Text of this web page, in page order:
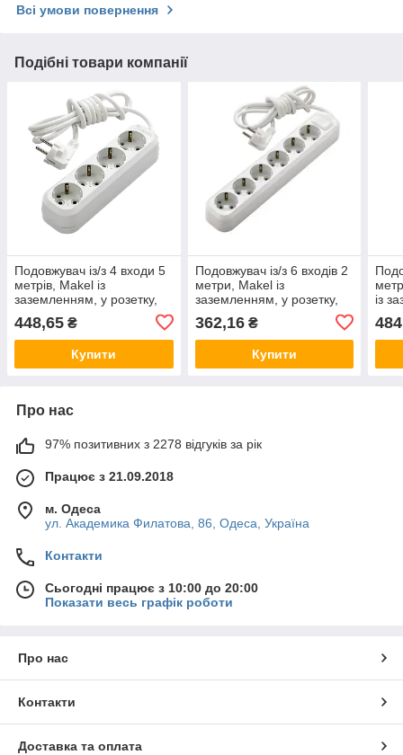
Всі умови повернення
Подібні товари компанії
Подовжувач із/з 4 входи 5
метрів, Makel із
заземленням, у розетку,
переноска, електричний
Makel
448,65 ₴
Купити
Подовжувач із/з 6 входів 2
метри, Makel із
заземленням, у розетку,
переноска, електричний
Makel
362,16₴
Купити
із
Про нас
97% позитивних з 2278 відгуків за рік
Працює з 21.09.2018
м. Одеса
ул. Академика Филатова, 86, Одеса, Україна
Контакти
Сьогодні працює з 10:00 до 20:00
Показати весь графік роботи
Про нас
Контакти
Доставка та оплата